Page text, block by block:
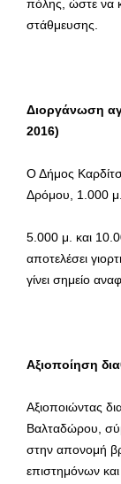
πόλης, ώστε να
στάθμευσης.
Διοργάνωση
2016)
Ο Δήμος
Δρόμου, 1.000 μ.
5.000 μ. και
αποτελέσει
γίνει σημείο
Αξιοποίηση
Αξιοποιώντας
Βαλταδώρου,
στην απονομή
επιστημόνων